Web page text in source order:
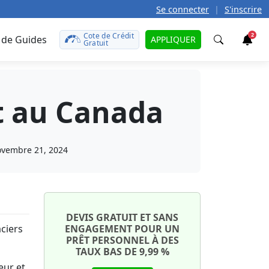
Se connecter | S'inscrire
?
Guides Cote de Crédit
Gratuit APPLIQUER 2
Canada
21, 2024
DEVIS GRATUIT ET SANS
ENGAGEMENT POUR UN
PRÊT PERSONNEL À DES
TAUX BAS DE 9,99 %